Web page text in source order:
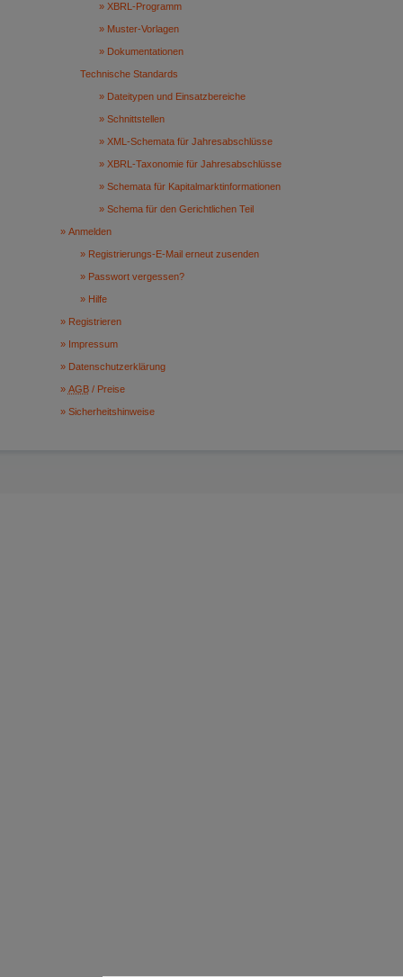
XBRL-Programm
Muster-Vorlagen
Dokumentationen
Technische Standards
Dateitypen und Einsatzbereiche
Schnittstellen
XML-Schemata für Jahresabschlüsse
XBRL-Taxonomie für Jahresabschlüsse
Schemata für Kapitalmarktinformationen
Schema für den Gerichtlichen Teil
Anmelden
Registrierungs-E-Mail erneut zusenden
Passwort vergessen?
Hilfe
Registrieren
Impressum
Datenschutzerklärung
AGB/ Preise
Sicherheitshinweise